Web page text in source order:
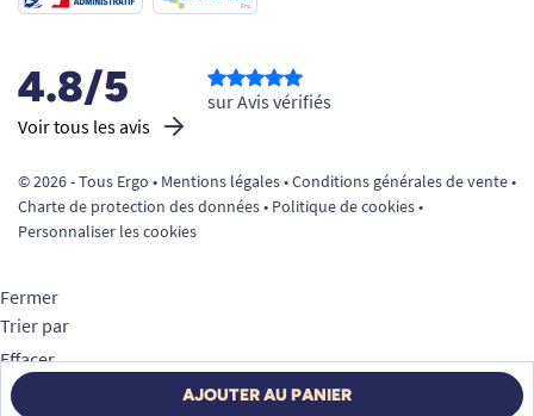
4.8/5
Voir tous les avis
sur Avis vérifiés
© 2026 - Tous Ergo • Mentions légales•Conditions générales de vente•
Charte de protection des données• Politique de cookies•
Personnaliser les cookies
AJOUTER AU PANIER
Fermer
Trier par
Effacer
Appliquer